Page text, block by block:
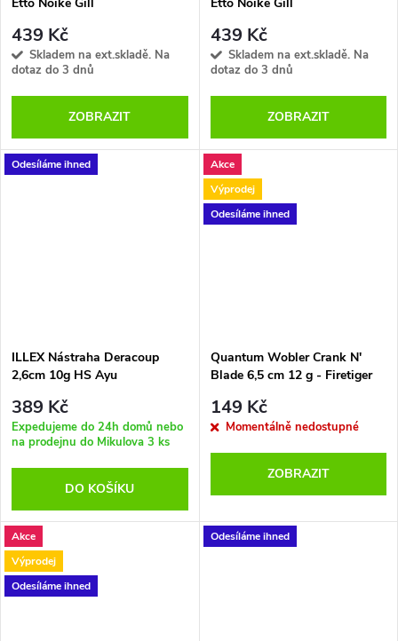
439 Kč
Skladem na ext.skladě. Na
dotaz do 3 dnů
ZOBRAZIT
439 Kč
Skladem na ext.skladě. Na
dotaz do 3 dnů
ZOBRAZIT
Odesíláme ihned
ILLEX Nástraha Deracoup
2,6cm 10g HS Ayu
389 Kč
Expedujeme do 24h domů nebo
na prodejnu do Mikulova 3 ks
DO KOŠÍKU
Akce
Výprodej
Odesíláme ihned
Quantum Wobler Crank N'
Blade 6,5 cm 12 g - Firetiger
149 Kč
Momentálně nedostupné
ZOBRAZIT
Akce
Výprodej
Odesíláme ihned
Odesíláme ihned